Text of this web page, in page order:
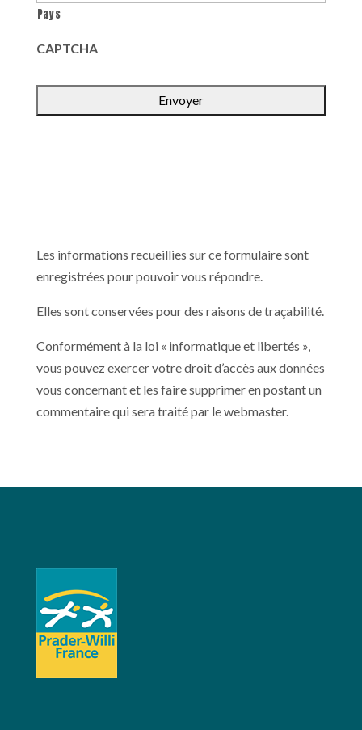
Pays
CAPTCHA
Les informations recueillies sur ce formulaire sont
enregistrées pour pouvoir vous répondre.
Elles sont conservées pour des raisons de traçabilité.
Conformément à la loi « informatique et libertés »,
vous pouvez exercer votre droit d’accès aux données
vous concernant et les faire supprimer en postant un
commentaire qui sera traité par le webmaster.